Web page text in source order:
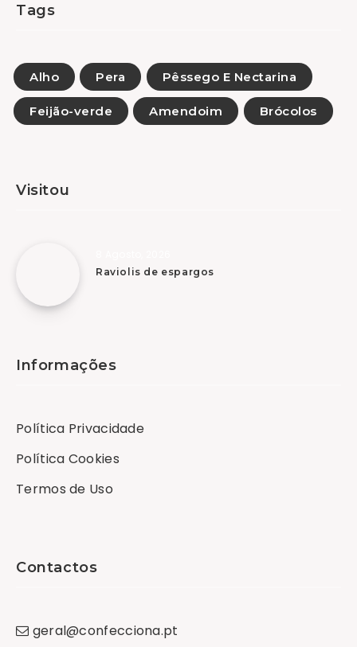
Tags
Alho Pera Pêssego E Nectarina
Feijão-verde Amendoim Brócolos
Visitou
Raviolis de espargos
Informações
Política Privacidade
Política Cookies
Termos de Uso
Contactos
geral@confecciona.pt